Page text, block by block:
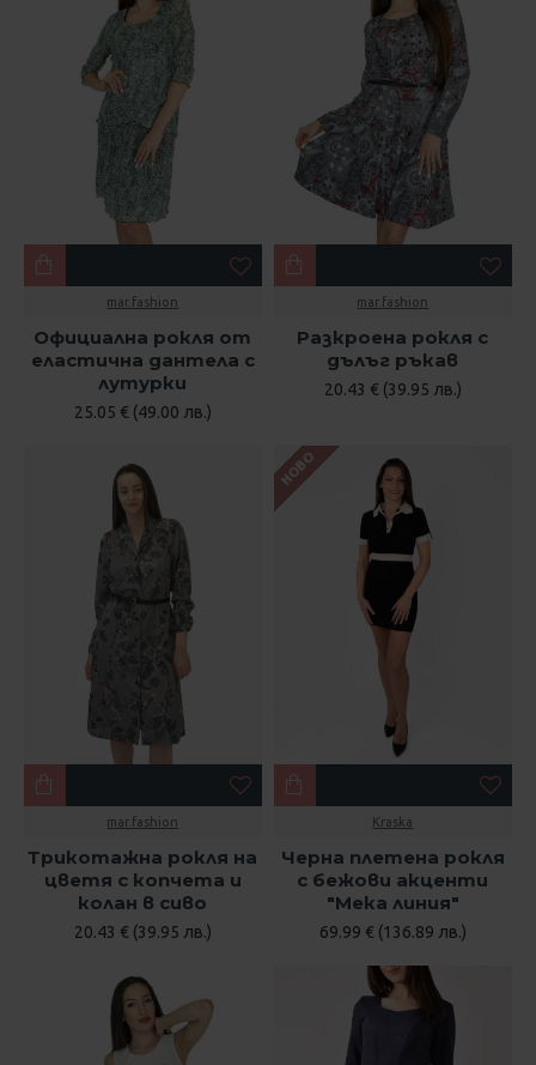
mar.fashion
Официална рокля от
еластична дантела с
лутурки
25.05 € (49.00 лв.)
mar.fashion
Разкроена рокля с
дълъг ръкав
20.43 € (39.95 лв.)
mar.fashion
Трикотажна рокля на
цветя с копчета и
колан в сиво
20.43 € (39.95 лв.)
НОВО
Kraska
Черна плетена рокля
с бежови акценти
"Мека линия"
69.99 € (136.89 лв.)